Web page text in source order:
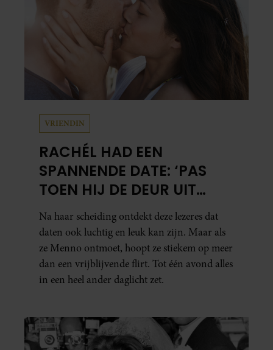
gunt hij de media nauwelijks nog interviews.
VRIENDIN
RACHÉL HAD EEN
SPANNENDE DATE: ‘PAS
TOEN HIJ DE DEUR UIT
WAS, BESEFTE IK WAT ER
ECHT WAS GEBEURD’
Na haar scheiding ontdekt deze lezeres dat
daten ook luchtig en leuk kan zijn. Maar als
ze Menno ontmoet, hoopt ze stiekem op meer
dan een vrijblijvende flirt. Tot één avond alles
in een heel ander daglicht zet.